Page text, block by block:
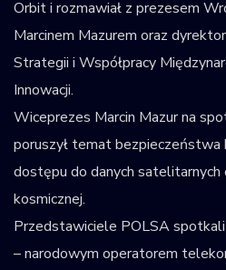
Orbit i rozmawiał z prezesem
Marcinem Mazurem oraz
Strategii i Współpracy
Innowacji.
Wiceprezes Marcin Mazur na
poruszył temat bezpieczeństwa
dostępu do danych
kosmicznej.
Przedstawiciele POLSA
– narodowym operatorem